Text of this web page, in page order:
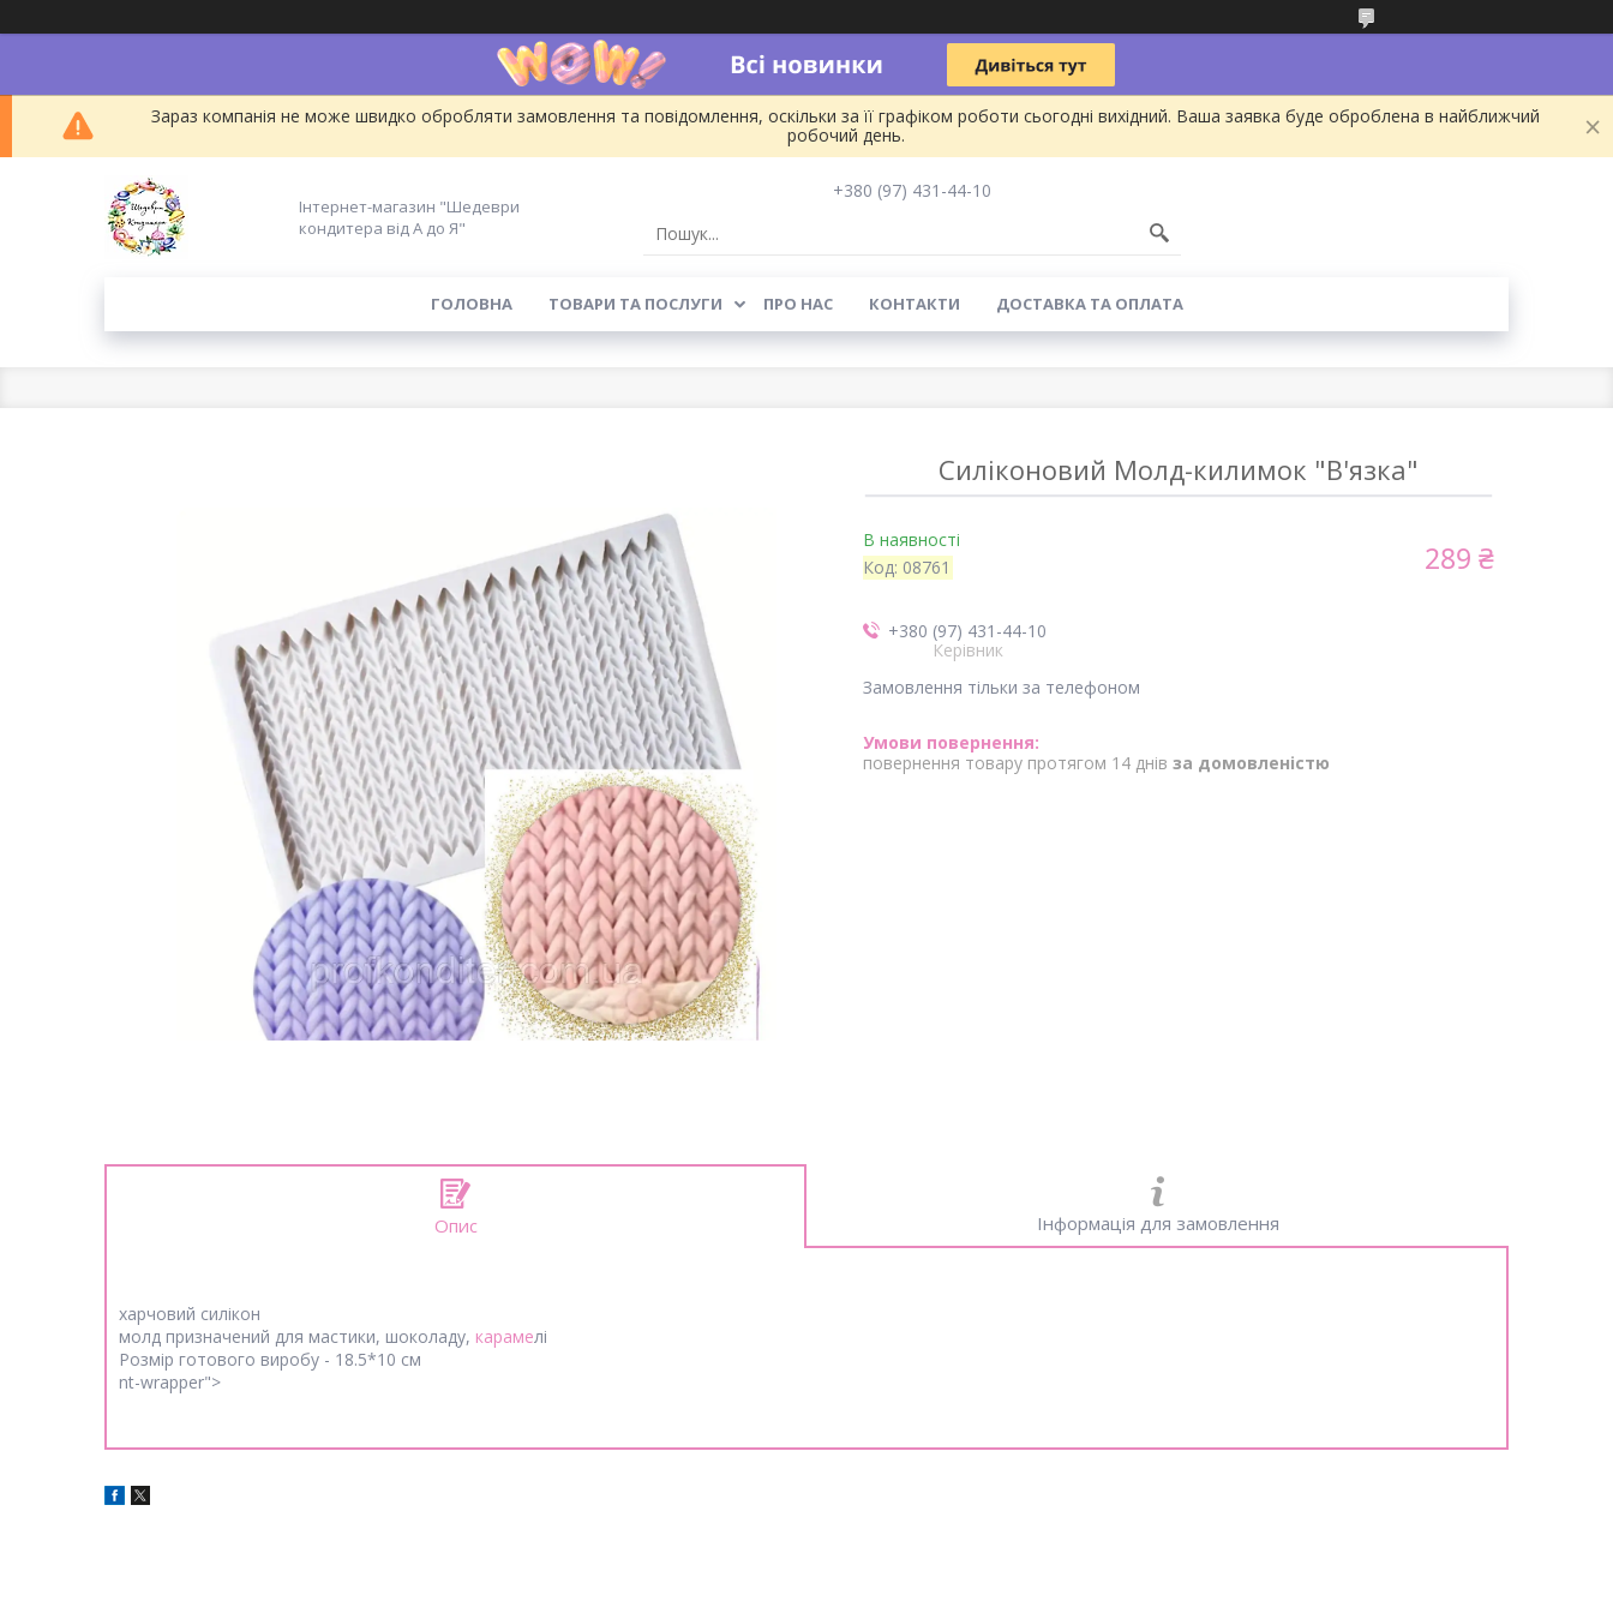
Зараз компанія не може швидко обробляти замовлення та повідомлення, оскільки за її графіком роботи сьогодні вихідний. Ваша заявка буде оброблена в найближчий
робочий день.
Інтернет-магазин "Шедеври
кондитера від А до Я"
+380 (97) 431-44-10
ГОЛОВНА ТОВАРИ ТА ПОСЛУГИ ПРО НАС КОНТАКТИ ДОСТАВКА ТА ОПЛАТА
Силіконовий Молд-килимок "В'язка"
В наявності
Код: 08761 289 ₴
+380 (97) 431-44-10
Керівник
Замовлення тільки за телефоном
повернення товару протягом 14 днів за домовленістю
Опис Інформація для замовлення
харчовий силікон
молд призначений для мастики, шоколаду, карамелі
Розмір готового виробу - 18.5*10 см
nt-wrapper">